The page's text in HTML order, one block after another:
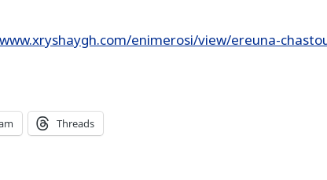
enimerosi/view/ereuna-
Threads